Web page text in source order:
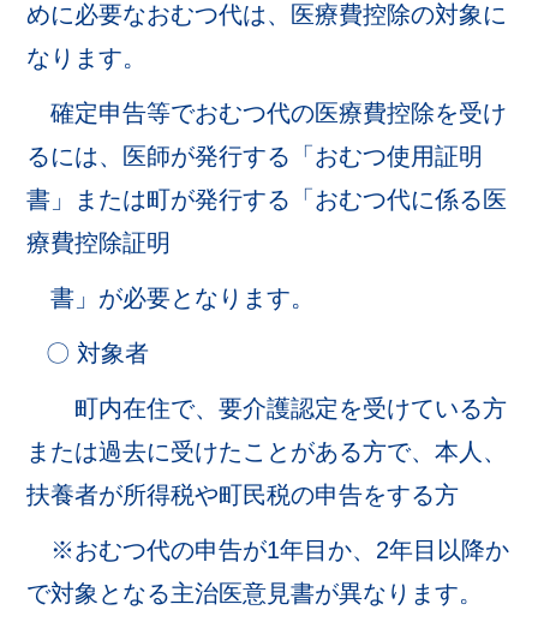
めに必要なおむつ代は、医療費控除の対象に
なります。
確定申告等でおむつ代の医療費控除を受け
るには、医師が発行する「おむつ使用証明
書」または町が発行する「おむつ代に係る医
療費控除証明
書」が必要となります。
〇 対象者
町内在住で、要介護認定を受けている方
または過去に受けたことがある方で、本人、
扶養者が所得税や町民税の申告をする方
※おむつ代の申告が1年目か、2年目以降か
で対象となる主治医意見書が異なります。